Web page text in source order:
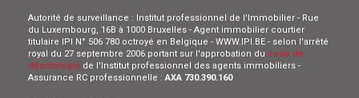
Autorité de surveillance : Institut professionnel de l'Immobilier - Rue
du Luxembourg, 16B à 1000 Bruxelles - Agent immobilier courtier
titulaire IPI N° 506 780 octroyé en Belgique - WWW.IPI.BE - selon l'arrêté
royal du 27 septembre 2006 portant sur l'approbation du code de
déontologie de l'Institut professionnel des agents immobiliers -
Assurance RC professionnelle :AXA 730.390.160